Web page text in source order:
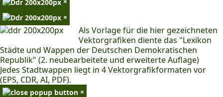
×
Als Vorlage für die hier gezeichneten
Vektorgrafiken diente das "Lexikon
Städte und Wappen der Deutschen Demokratischen
Republik" (2. neubearbeitete und erweiterte Auflage)
Jedes Stadtwappen liegt in 4 Vektorgrafikformaten vor
(EPS, CDR, AI, PDF).
×